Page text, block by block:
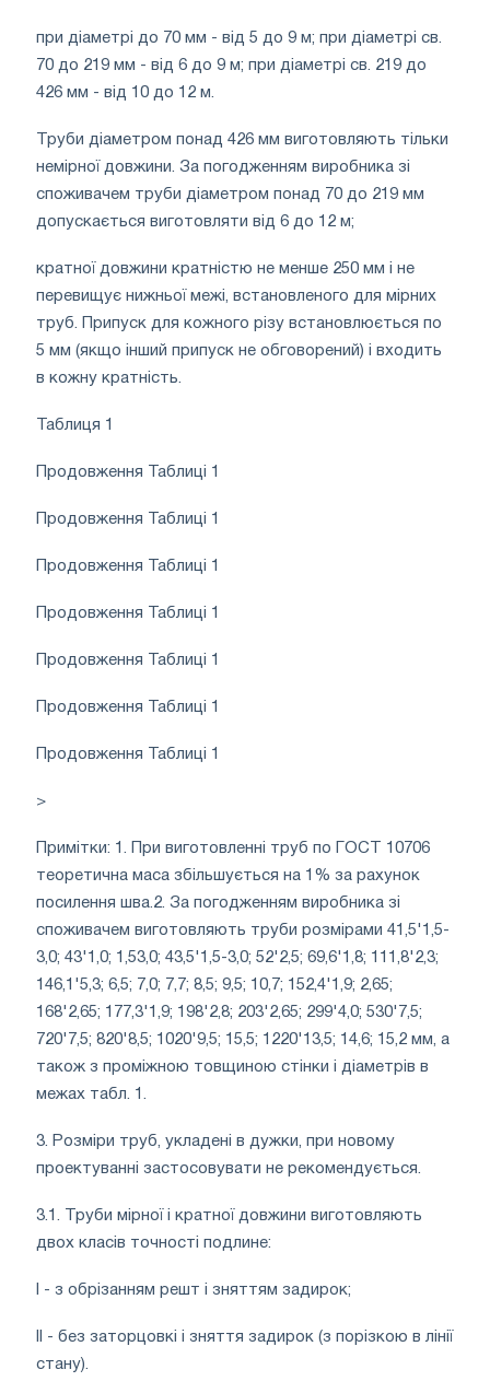
при діаметрі до 70 мм - від 5 до 9 м; при діаметрі св.
70 до 219 мм - від 6 до 9 м; при діаметрі св. 219 до
426 мм - від 10 до 12 м.
Труби діаметром понад 426 мм виготовляють тільки
немірної довжини. За погодженням виробника зі
споживачем труби діаметром понад 70 до 219 мм
допускається виготовляти від 6 до 12 м;
кратної довжини кратністю не менше 250 мм і не
перевищує нижньої межі, встановленого для мірних
труб. Припуск для кожного різу встановлюється по
5 мм (якщо інший припуск не обговорений) і входить
в кожну кратність.
Таблиця 1
Продовження Таблиці 1
Продовження Таблиці 1
Продовження Таблиці 1
Продовження Таблиці 1
Продовження Таблиці 1
Продовження Таблиці 1
Продовження Таблиці 1
>
Примітки: 1. При виготовленні труб по ГОСТ 10706
теоретична маса збільшується на 1% за рахунок
посилення шва.2. За погодженням виробника зі
споживачем виготовляють труби розмірами 41,5'1,5-
3,0; 43'1,0; 1,53,0; 43,5'1,5-3,0; 52'2,5; 69,6'1,8; 111,8'2,3;
146,1'5,3; 6,5; 7,0; 7,7; 8,5; 9,5; 10,7; 152,4'1,9; 2,65;
168'2,65; 177,3'1,9; 198'2,8; 203'2,65; 299'4,0; 530'7,5;
720'7,5; 820'8,5; 1020'9,5; 15,5; 1220'13,5; 14,6; 15,2 мм, а
також з проміжною товщиною стінки і діаметрів в
межах табл. 1.
3. Розміри труб, укладені в дужки, при новому
проектуванні застосовувати не рекомендується.
3.1. Труби мірної і кратної довжини виготовляють
двох класів точності подлине:
I - з обрізанням решт і зняттям задирок;
II - без заторцовкі і зняття задирок (з порізкою в лінії
стану).